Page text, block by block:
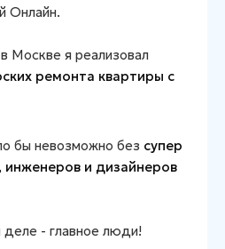
Онлайн.
Москве я реализовал
ремонта квартиры с
бы невозможно без супер
и дизайнеров
- главное люди!